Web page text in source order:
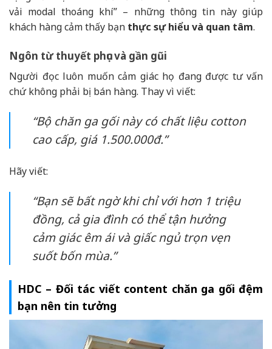
vải modal thoáng khí” – những thông tin này giúp
khách hàng cảm thấy bạn thực sự hiểu và quan tâm.
Ngôn từ thuyết phục và gần gũi
Người đọc luôn muốn cảm giác họ đang được tư vấn
chứ không phải bị bán hàng. Thay vì viết:
“Bộ chăn ga gối này có chất liệu cotton
cao cấp, giá 1.500.000đ.”
Hãy viết:
“Bạn sẽ bất ngờ khi chỉ với hơn 1 triệu
đồng, cả gia đình có thể tận hưởng
cảm giác êm ái và giấc ngủ trọn vẹn
suốt bốn mùa.”
HDC – Đối tác viết content chăn ga gối đệm
bạn nên tin tưởng